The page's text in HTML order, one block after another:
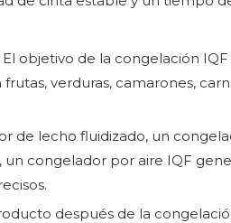
objetivo de la congelación
verduras, camarones,
de lecho fluidizado, un
congelador por aire IQF
después de la